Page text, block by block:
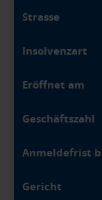
Strasse
Insolvenzart
Eröffnet am
Geschäftszahl
Anmeldefrist
Gericht